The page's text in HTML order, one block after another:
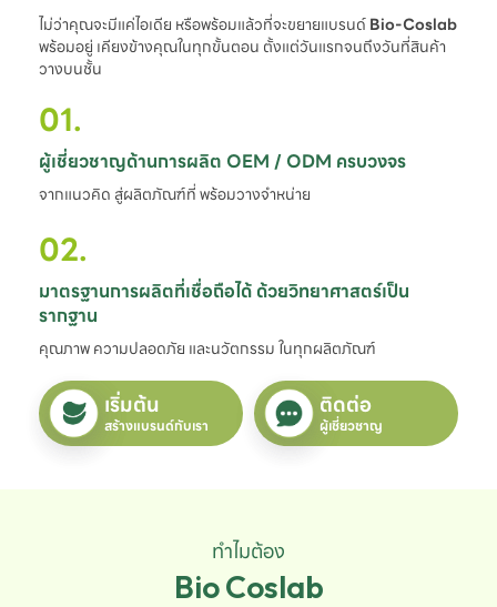
ไม่ว่าคุณจะมีแค่ไอเดีย หรือพร้อมแล้วที่จะขยายแบรนด์Bio-Coslab
พร้อมอยู่ เคียงข้างคุณในทุกขั้นตอน ตั้งแต่วันแรกจนถึงวันที่สินค้า
วางบนชั้น
01.
ผู้เชี่ยวชาญด้านการผลิต OEM / ODM ครบวงจร
จากแนวคิด สู่ผลิตภัณฑ์ที่ พร้อมวางจำหน่าย
02.
มาตรฐานการผลิตที่เชื่อถือได้ ด้วยวิทยาศาสตร์เป็น
รากฐาน
คุณภาพ ความปลอดภัย และนวัตกรรม ในทุกผลิตภัณฑ์
เริ่มต้น
สร้างแบรนด์กับเรา
ติดต่อ
ผู้เชี่ยวชาญ
ทำไมต้อง
Bio Coslab